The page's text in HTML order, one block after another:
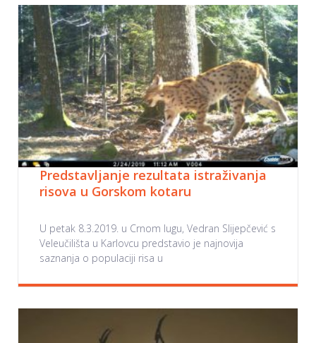
Predstavljanje rezultata istraživanja
risova u Gorskom kotaru
U petak 8.3.2019. u Crnom lugu, Vedran Slijepčević s
Veleučilišta u Karlovcu predstavio je najnovija
saznanja o populaciji risa u